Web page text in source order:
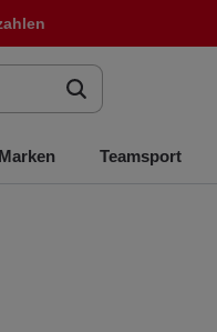
Teamsport